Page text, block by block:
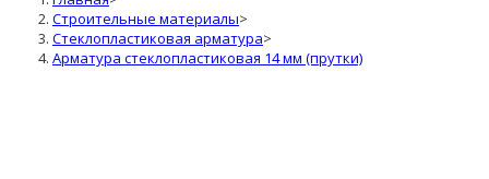
Строительные материалы>
Стеклопластиковая арматура>
Арматура cтеклопластиковая 14 мм (прутки)